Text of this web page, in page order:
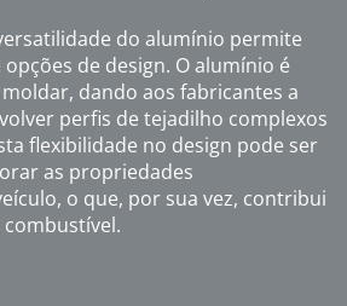
do alumínio permite
de design. O alumínio é
dando aos fabricantes a
perfis de tejadilho complexos
flexibilidade no design pode ser
as propriedades
o que, por sua vez, contribui